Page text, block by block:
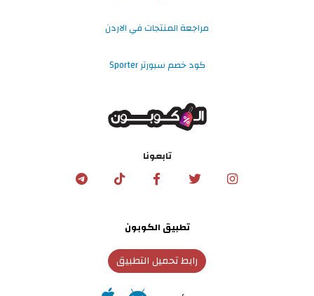
مراجعة المنتجات في الاردن
كود خصم سبورتر Sporter
تابعونا
تطبيق الكوبون
رابط تحميل التطبيق